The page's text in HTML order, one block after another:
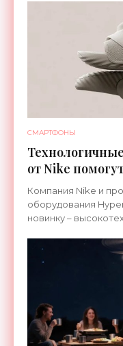
СМАРТФОНЫ
от Nike
ноги после
Компания Nike и
оборудования
новинку –